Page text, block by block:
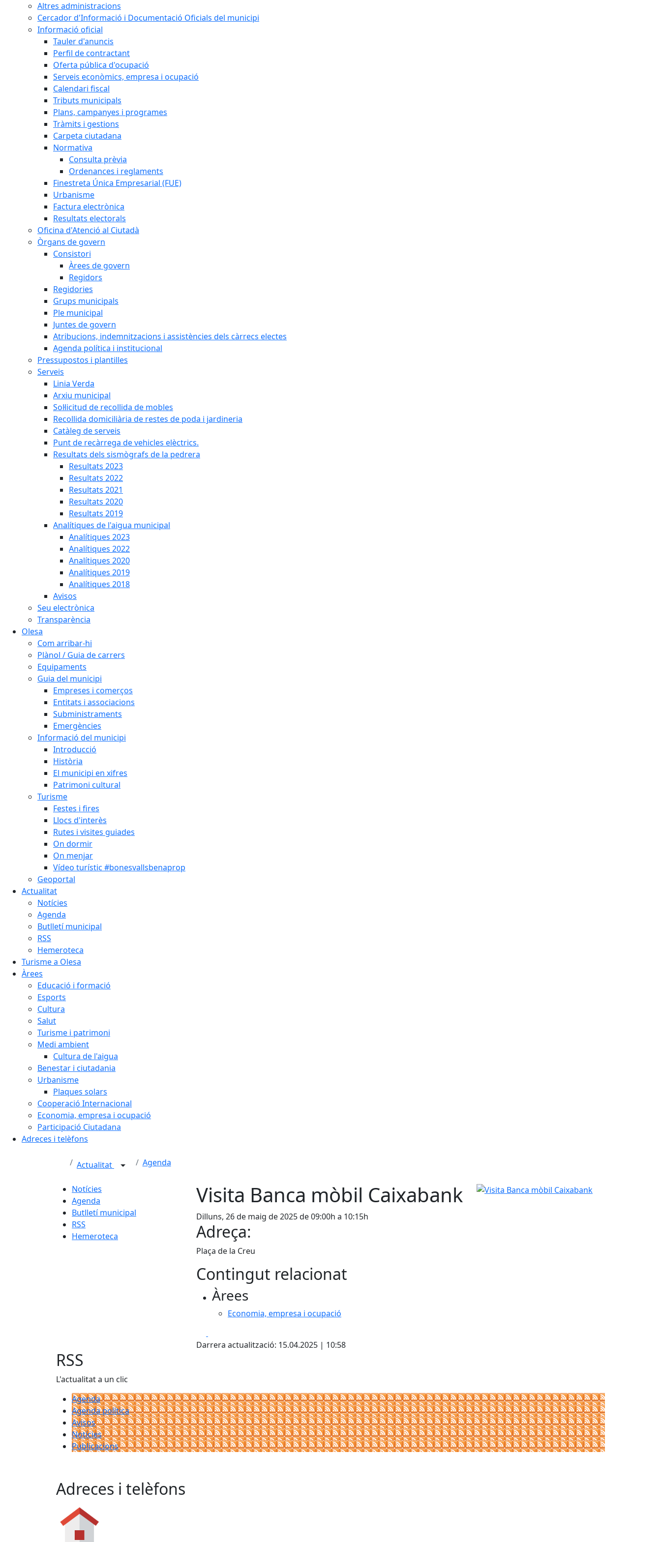
Altres administracions
Cercador d'Informació i Documentació Oficials del municipi
Informació oficial
Tauler d'anuncis
Perfil de contractant
Oferta pública d'ocupació
Serveis econòmics, empresa i ocupació
Calendari fiscal
Tributs municipals
Plans, campanyes i programes
Tràmits i gestions
Carpeta ciutadana
Normativa
Consulta prèvia
Ordenances i reglaments
Finestreta Única Empresarial (FUE)
Urbanisme
Factura electrònica
Resultats electorals
Oficina d'Atenció al Ciutadà
Òrgans de govern
Consistori
Àrees de govern
Regidors
Regidories
Grups municipals
Ple municipal
Juntes de govern
Atribucions, indemnitzacions i assistències dels càrrecs electes
Agenda política i institucional
Pressupostos i plantilles
Serveis
Linia Verda
Arxiu municipal
Sol·licitud de recollida de mobles
Recollida domiciliària de restes de poda i jardineria
Catàleg de serveis
Punt de recàrrega de vehicles elèctrics.
Resultats dels sismògrafs de la pedrera
Resultats 2023
Resultats 2022
Resultats 2021
Resultats 2020
Resultats 2019
Analítiques de l'aigua municipal
Analítiques 2023
Analítiques 2022
Analítiques 2020
Analítiques 2019
Analítiques 2018
Avisos
Seu electrònica
Transparència
Olesa
Com arribar-hi
Plànol / Guia de carrers
Equipaments
Guia del municipi
Empreses i comerços
Entitats i associacions
Subministraments
Emergències
Informació del municipi
Introducció
Història
El municipi en xifres
Patrimoni cultural
Turisme
Festes i fires
Llocs d'interès
Rutes i visites guiades
On dormir
On menjar
Vídeo turístic #bonesvallsbenaprop
Geoportal
Actualitat
Notícies
Agenda
Butlletí municipal
RSS
Hemeroteca
Turisme a Olesa
Àrees
Educació i formació
Esports
Cultura
Salut
Turisme i patrimoni
Medi ambient
Cultura de l'aigua
Benestar i ciutadania
Urbanisme
Plaques solars
Cooperació Internacional
Economia, empresa i ocupació
Participació Ciutadana
Adreces i telèfons
Actualitat Agenda
Notícies
Agenda
Butlletí municipal
RSS
Hemeroteca
Visita Banca mòbil Caixabank
Dilluns, 26 de maig de 2025 de 09:00h a 10:15h
Adreça:
Plaça de la Creu
Contingut relacionat
Àrees
Economia, empresa i ocupació
Darrera actualització: 15.04.2025 | 10:58
Visita Banca mòbil Caixabank
RSS
L'actualitat a un clic
Agenda
Agenda política
Avisos
Notícies
Publicacions
Adreces i telèfons